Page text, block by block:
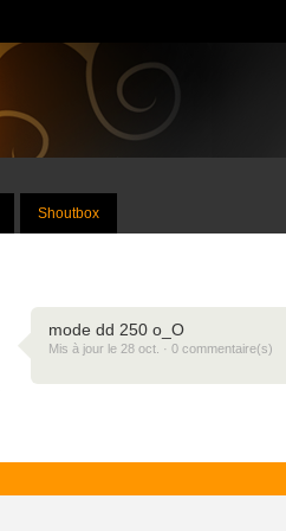
Shoutbox
mode dd 250 o_O
Mis à jour le 28 oct. · 0 commentaire(s)